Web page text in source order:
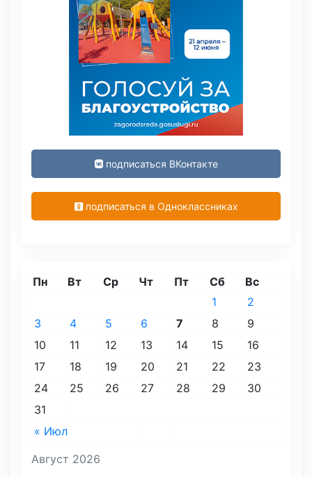
подписаться ВКонтакте
подписаться в Одноклассниках
Август 2026
Пн Вт Ср Чт Пт Сб Вс
« Июл
1
2
3
4 5 6 7 8
9
10
11 12 13 14 15
16
17
18 19 20 21 22
23
24
25 26 27 28 29
30
31